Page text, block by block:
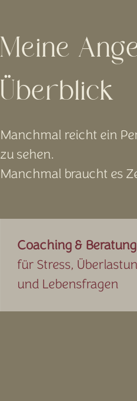
Meine
Überblick
Manchmal reicht ein
zu sehen.
Manchmal braucht es
Coaching & Beratung
für Stress,
und Lebensfragen